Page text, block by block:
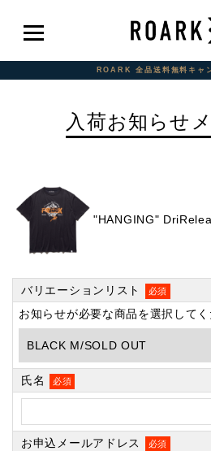
ROARK 全品送料無料キャ
入荷お知らせ
"HANGING"
バリエーションリスト 必須
お知らせが必要な商品を選択してく
氏名 必須
お申込メールアドレス 必須